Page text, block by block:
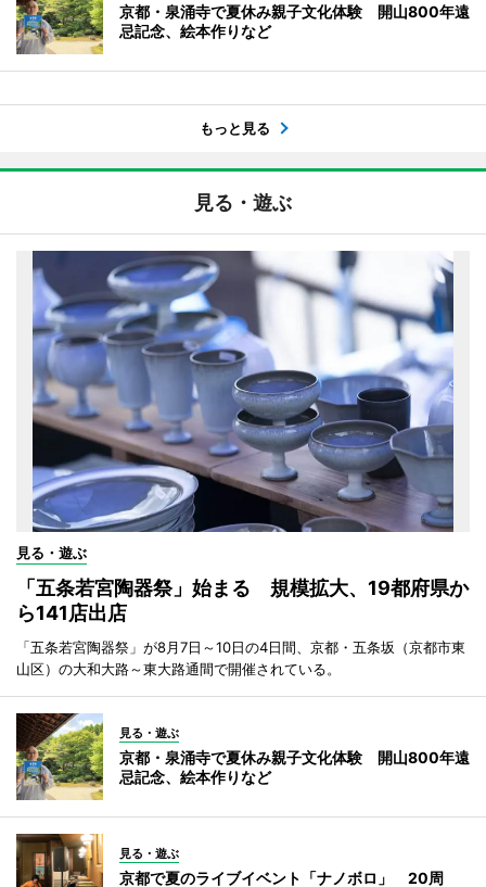
京都・泉涌寺で夏休み親子文化体験 開山800年遠
忌記念、絵本作りなど
もっと見る
見る・遊ぶ
見る・遊ぶ
「五条若宮陶器祭」始まる 規模拡大、19都府県か
ら141店出店
「五条若宮陶器祭」が8月7日～10日の4日間、京都・五条坂（京都市東
山区）の大和大路～東大路通間で開催されている。
見る・遊ぶ
京都・泉涌寺で夏休み親子文化体験 開山800年遠
忌記念、絵本作りなど
見る・遊ぶ
京都で夏のライブイベント「ナノボロ」 20周